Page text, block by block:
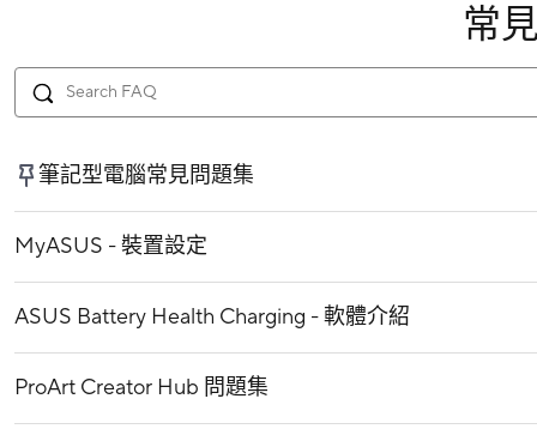
常
筆記型電腦常見問題集
MyASUS - 裝置設定
ASUS Battery Health Charging - 軟體介紹
ProArt Creator Hub 問題集